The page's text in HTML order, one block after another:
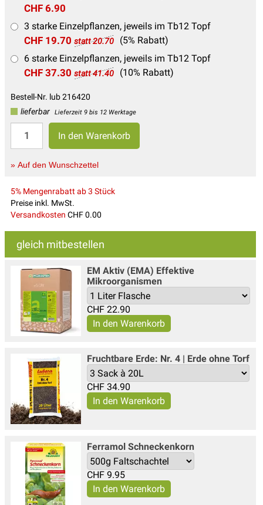
CHF 6.90
3 starke Einzelpflanzen, jeweils im Tb12 Topf
CHF 19.70 statt 20.70
(5% Rabatt)
6 starke Einzelpflanzen, jeweils im Tb12 Topf
CHF 37.30 statt 41.40 (10% Rabatt)
Bestell-Nr. lub 216420
lieferbar
Lieferzeit 9 bis 12 Werktage
» Auf den Wunschzettel
5% Mengenrabatt ab 3 Stück
Preise inkl. MwSt.
Versandkosten CHF 0.00
gleich mitbestellen
EM Aktiv (EMA) Effektive
Mikroorganismen
CHF 22.90
Fruchtbare Erde: Nr. 4 | Erde ohne Torf
CHF 34.90
Ferramol Schneckenkorn
CHF 9.95